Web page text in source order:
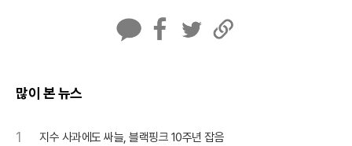
많이 본 뉴스
1 지수 사과에도 싸늘, 블랙핑크 10주년 잡음